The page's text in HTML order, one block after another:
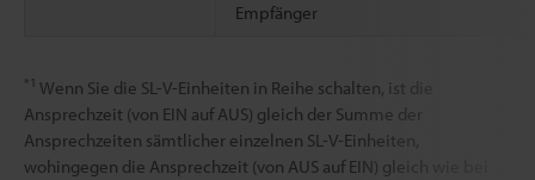
Empfänger
*1 Wenn Sie die SL-V-Einheiten in Reihe schalten, ist die
Ansprechzeit (von EIN auf AUS) gleich der Summe der
Ansprechzeiten sämtlicher einzelnen SL-V-Einheiten,
wohingegen die Ansprechzeit (von AUS auf EIN) gleich wie bei